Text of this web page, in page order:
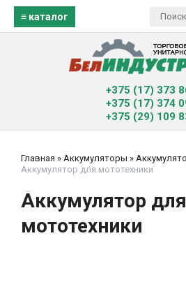
≡ каталог
+375 (17) 373
+375 (17) 374
+375 (29) 109
Главная » Аккумуляторы »
Аккумулятор для мототехники
Аккумулятор для
мототехники